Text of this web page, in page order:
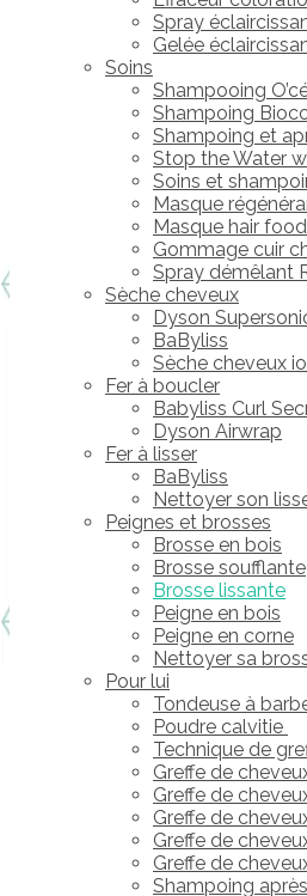
Spray
Gelée
Soins
Shampooing
Shampoing
Shampoing et
Stop the Water
Soins et
Masque
Masque hair
Gommage cuir
Spray démêlant
Sèche cheveux
Dyson
BaByliss
Sèche cheveux
Fer à boucler
Babyliss Curl
Dyson Airwrap
Fer à lisser
BaByliss
Nettoyer son
Peignes et brosses
Brosse en bois
Brosse soufflante
Brosse lissante
Peigne en bois
Peigne en corne
Nettoyer sa
Pour lui
Tondeuse à
Poudre calvitie
Technique de
Greffe de
Greffe de
Greffe de
Greffe de
Greffe de
Shampoing